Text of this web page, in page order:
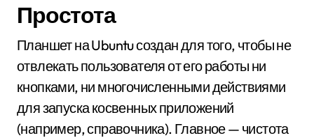
Простота
Планшет на Ubuntu создан для того, чтобы не
отвлекать пользователя от его работы ни
кнопками, ни многочисленными действиями
для запуска косвенных приложений
(например, справочника). Главное — чистота